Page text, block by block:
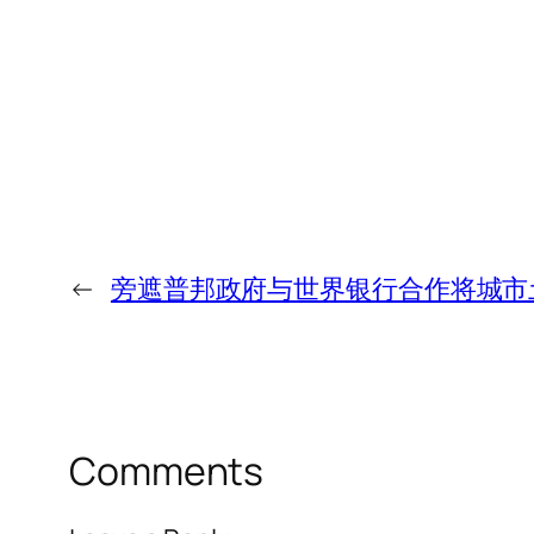
← 旁遮普邦政府与世界银行合作将城
Comments